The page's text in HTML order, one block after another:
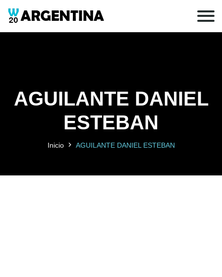
AGUILANTE DANIEL
ESTEBAN
Inicio AGUILANTE DANIEL ESTEBAN